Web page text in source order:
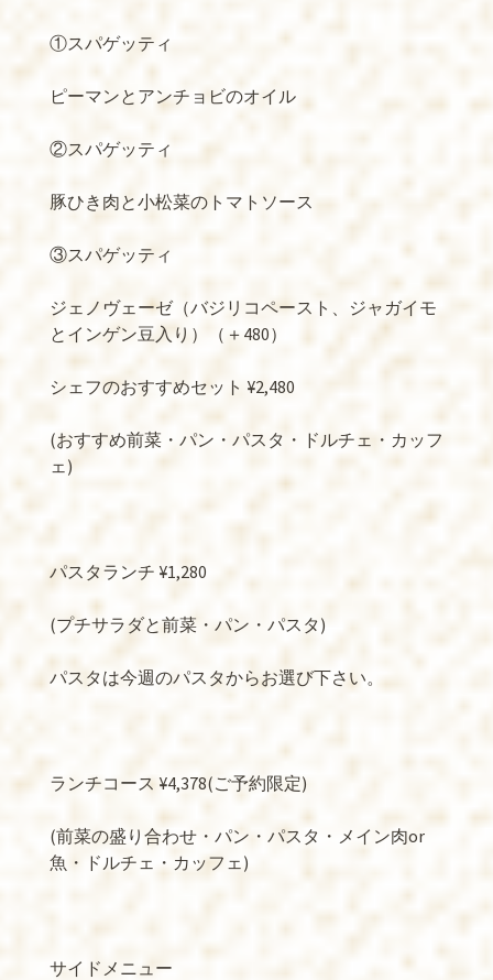
①スパゲッティ
ピーマンとアンチョビのオイル
②スパゲッティ
豚ひき肉と小松菜のトマトソース
③スパゲッティ
ジェノヴェーゼ（バジリコペースト、ジャガイモ
とインゲン豆入り）（＋480）
シェフのおすすめセット ¥2,480
(おすすめ前菜・パン・パスタ・ドルチェ・カッフ
ェ)
パスタランチ ¥1,280
(プチサラダと前菜・パン・パスタ)
パスタは今週のパスタからお選び下さい。
ランチコース ¥4,378(ご予約限定)
(前菜の盛り合わせ・パン・パスタ・メイン肉or
魚・ドルチェ・カッフェ)
サイドメニュー